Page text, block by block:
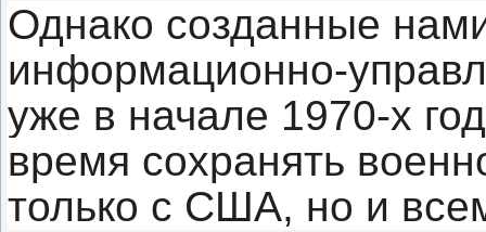
Однако созданные
информационно-
уже в начале 1970-х
время сохранять
только с США, но и